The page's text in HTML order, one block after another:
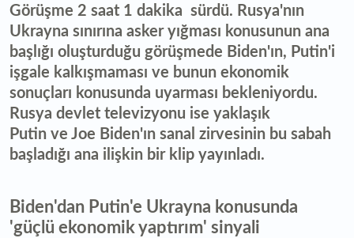
Görüşme 2 saat 1 dakika sürdü. Rusya'nın
Ukrayna sınırına asker yığması konusunun ana
başlığı oluşturduğu görüşmede Biden'ın, Putin'i
işgale kalkışmaması ve bunun ekonomik
sonuçları konusunda uyarması bekleniyordu.
Rusya devlet televizyonu ise yaklaşık
Putin ve Joe Biden'ın sanal zirvesinin bu sabah
başladığı ana ilişkin bir klip yayınladı.
Biden'dan Putin'e Ukrayna konusunda
'güçlü ekonomik yaptırım' sinyali